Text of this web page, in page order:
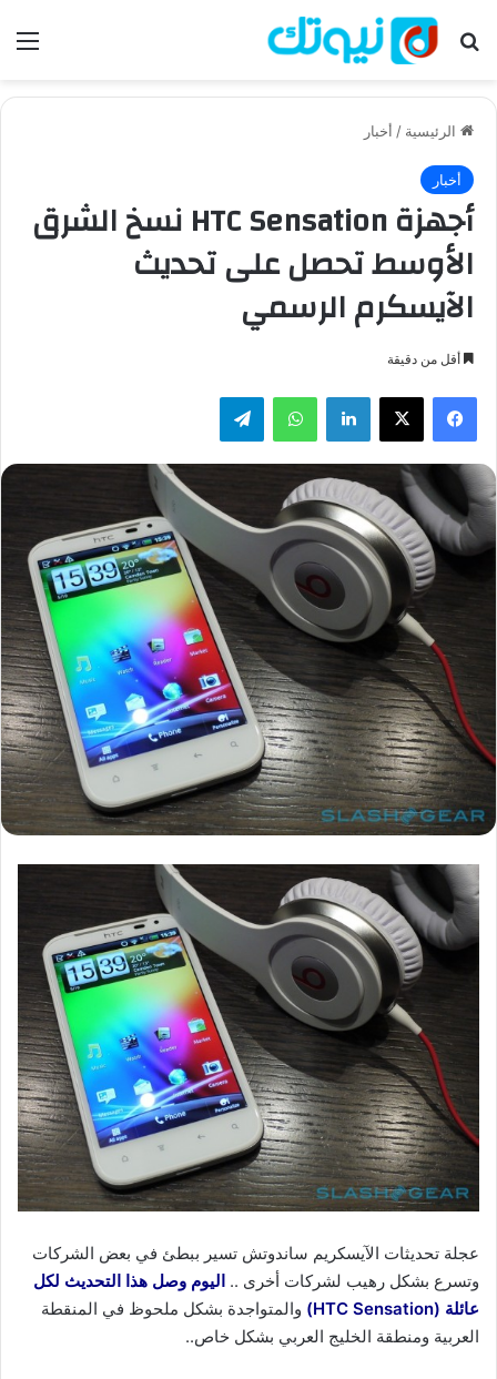
بحث عن
الرئيسية / أخبار
أخبار
أجهزة HTC Sensation نسخ الشرق
الأوسط تحصل على تحديث
الآيسكرم الرسمي
أقل من دقيقة
فيسبوك لينكدإن واتساب
عجلة تحديثات الآيسكريم ساندوتش تسير ببطئ في بعض الشركات
وتسرع بشكل رهيب لشركات أخرى .. اليوم وصل هذا التحديث لكل
عائلة (HTC Sensation)
والمتواجدة بشكل ملحوظ في المنقطة
العربية ومنطقة الخليج العربي بشكل خاص..